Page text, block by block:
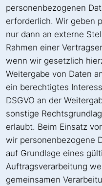
personenbezogenen
erforderlich. Wir geben
nur dann an externe
Rahmen einer
wenn wir gesetzlich
Weitergabe von Daten
ein berechtigtes
DSGVO an der
sonstige
erlaubt. Beim Einsatz
wir personenbezogene
auf Grundlage eines
Auftragsverarbeitung
gemeinsamen